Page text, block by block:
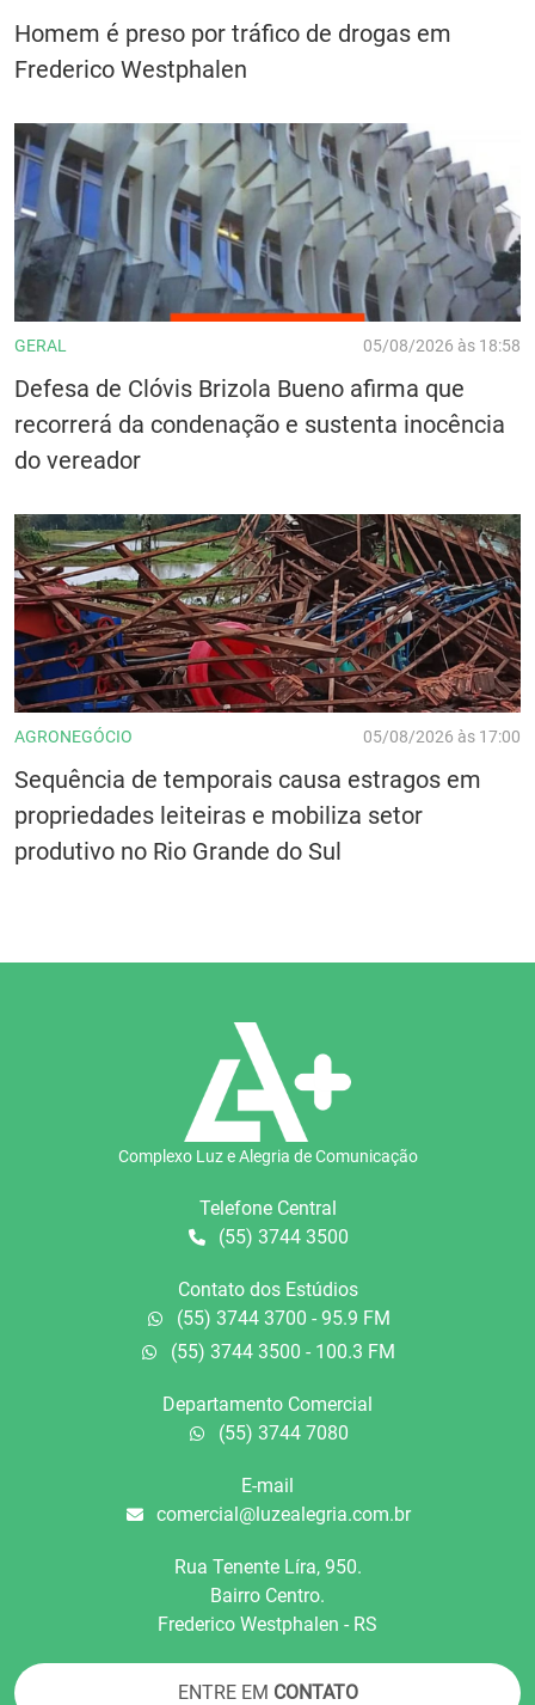
Homem é preso por tráfico de drogas em
Frederico Westphalen
GERAL 05/08/2026 às 18:58
Defesa de Clóvis Brizola Bueno afirma que
recorrerá da condenação e sustenta inocência
do vereador
AGRONEGÓCIO 05/08/2026 às 17:00
Sequência de temporais causa estragos em
propriedades leiteiras e mobiliza setor
produtivo no Rio Grande do Sul
Complexo Luz e Alegria de Comunicação
Telefone Central
(55) 3744 3500
Contato dos Estúdios
(55) 3744 3700 - 95.9 FM
(55) 3744 3500 - 100.3 FM
Departamento Comercial
(55) 3744 7080
E-mail
comercial@luzealegria.com.br
Rua Tenente Líra, 950.
Bairro Centro.
Frederico Westphalen - RS
ENTRE EM CONTATO